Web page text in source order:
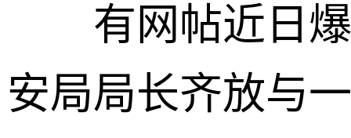
有网帖近日爆
安局局长齐放与